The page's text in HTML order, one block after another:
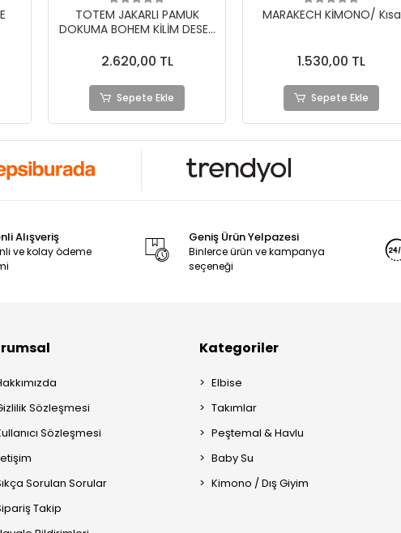
TOTEM JAKARLI PAMUK
DOKUMA BOHEM KİLİM DESEN
2.620,00 TL
Sepete Ekle
MARAKECH KİMONO/ Kısa
1.530,00 TL
Sepete Ekle
Alışveriş
ve kolay ödeme
Geniş Ürün Yelpazesi
Binlerce ürün ve kampanya
seçeneği
Sözleşmesi
Sözleşmesi
Sorulan Sorular
Takip
Kategoriler
Elbise
Takımlar
Peştemal & Havlu
Baby Su
Kimono / Dış Giyim